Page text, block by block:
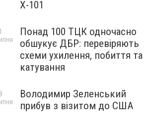
Х-101
Понад 100 ТЦК одночасно
обшукує ДБР: перевіряють
схеми ухилення, побиття та
катування
Володимир Зеленський
прибув з візитом до США